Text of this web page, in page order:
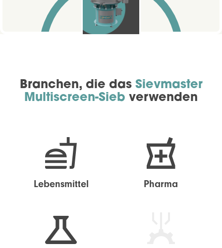
Branchen, die das Sievmaster
Multiscreen-Sieb verwenden
Lebensmittel Pharma